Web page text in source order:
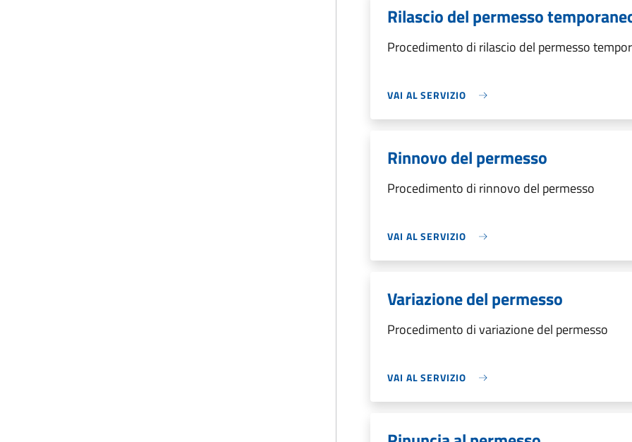
Rilascio del permesso
Procedimento di rilascio del permesso
VAI AL SERVIZIO
Rinnovo del permesso
Procedimento di rinnovo del permesso
VAI AL SERVIZIO
Variazione del permesso
Procedimento di variazione del permesso
VAI AL SERVIZIO